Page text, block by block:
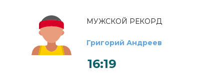
МУЖСКОЙ РЕКОРД
Григорий Андреев
16:19